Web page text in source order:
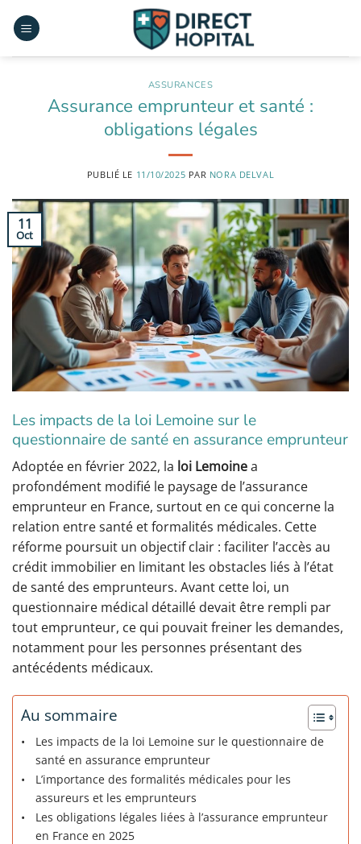
au
ASSURANCES
Assurance emprunteur et santé :
obligations légales
PUBLIÉ LE 11/10/2025 PAR NORA DELVAL
11
Oct
Les impacts de la loi Lemoine sur le
questionnaire de santé en assurance emprunteur
Adoptée en février 2022, la loi Lemoinea
profondément modifié le paysage de l’assurance
emprunteur en France, surtout en ce qui concerne la
relation entre santé et formalités médicales. Cette
réforme poursuit un objectif clair : faciliter l’accès au
crédit immobilier en limitant les obstacles liés à l’état
de santé des emprunteurs. Avant cette loi, un
questionnaire médical détaillé devait être rempli par
tout emprunteur, ce qui pouvait freiner les demandes,
notamment pour les personnes présentant des
antécédents médicaux.
Au sommaire
Les impacts de la loi Lemoine sur le questionnaire de
santé en assurance emprunteur
L’importance des formalités médicales pour les
assureurs et les emprunteurs
Les obligations légales liées à l’assurance emprunteur
en France en 2025